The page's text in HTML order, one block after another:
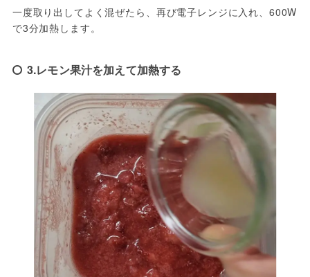
一度取り出してよく混ぜたら、再び電子レンジに入れ、600W
で3分加熱します。
3.レモン果汁を加えて加熱する